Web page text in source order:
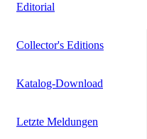
Editorial
Collector's Editions
Katalog-Download
Letzte Meldungen